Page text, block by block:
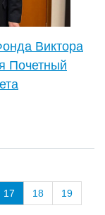
Виктора
Почетный
17 18 19